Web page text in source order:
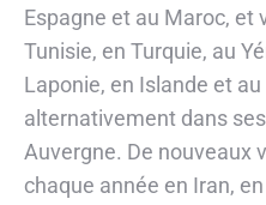
Espagne et au Maroc, et
Tunisie, en Turquie, au
Laponie, en Islande et
alternativement dans
Auvergne. De nouveaux
chaque année en Iran,